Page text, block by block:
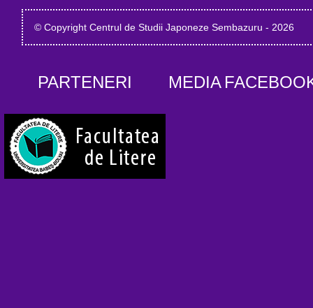
© Copyright Centrul de Studii Japoneze Sembazuru - 2026
PARTENERI MEDIA